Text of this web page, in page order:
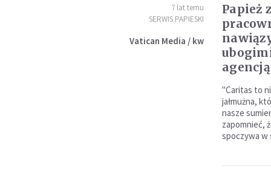
7 lat temu
SERWIS PAPIESKI
Vatican Media / kw
Papież
"Caritas to
jałmużna,
nasze
zapomnieć,
spoczywa w